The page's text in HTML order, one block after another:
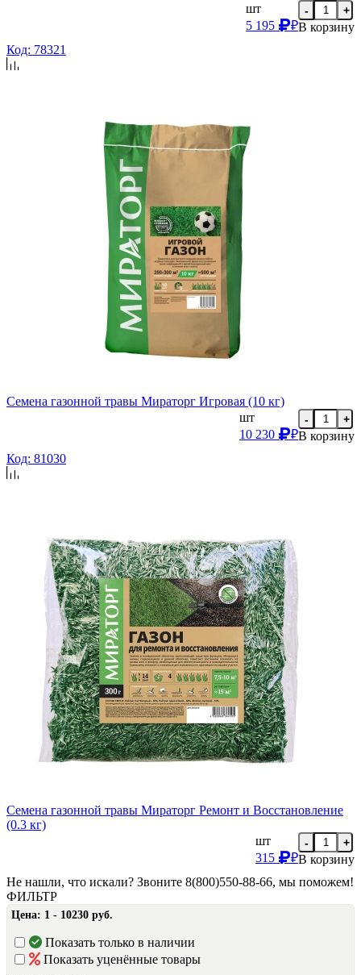
шт
5 195
₽
- +
В корзину
Код: 78321
Семена газонной травы Мираторг Игровая (10 кг)
шт
10 230
₽
- +
В корзину
Код: 81030
Семена газонной травы Мираторг Ремонт и Восстановление
(0.3 кг)
шт
315
₽
- +
В корзину
Не нашли, что искали? Звоните 8(800)550-88-66, мы поможем!
ФИЛЬТР
Цена: 1 - 10230 руб.
Показать только в наличии
Показать уценённые товары